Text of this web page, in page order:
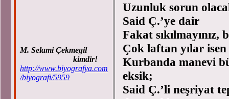
M. Selami Çekmegil
kimdir!
http://www.biyografya.com
/biyografi/5959
Uzunluk sorun
Said Ç.’ye dair
Fakat
Çok laftan yılar
Kurbanda manevi
eksik;
Said Ç.’li neşriyat